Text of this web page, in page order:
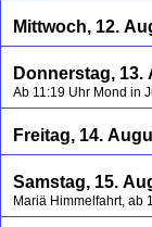
Mittwoch, 12.
Donnerstag, 13.
Ab 11:19 Uhr Mond in
Freitag, 14.
Samstag, 15.
Mariä Himmelfahrt, ab